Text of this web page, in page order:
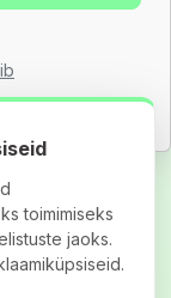
toimimiseks
jaoks.